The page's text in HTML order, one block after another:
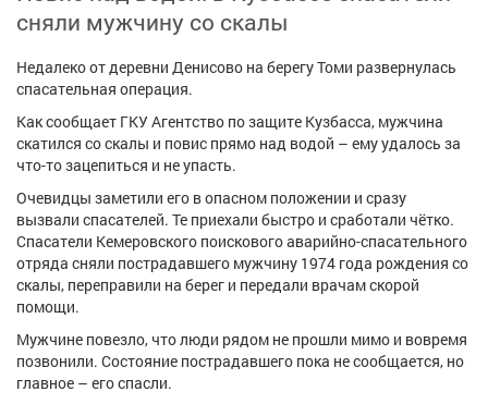
Объявления Недвижимость
Работа Транспорт Компании
Афиша Обучение Проекты
сняли мужчину со скалы
Недалеко от деревни Денисово на берегу Томи развернулась
спасательная операция.
Как сообщает ГКУ Агентство по защите Кузбасса, мужчина
скатился со скалы и повис прямо над водой – ему удалось за
что-то зацепиться и не упасть.
Очевидцы заметили его в опасном положении и сразу
вызвали спасателей. Те приехали быстро и сработали чётко.
Спасатели Кемеровского поискового аварийно-спасательного
отряда сняли пострадавшего мужчину 1974 года рождения со
скалы, переправили на берег и передали врачам скорой
помощи.
Мужчине повезло, что люди рядом не прошли мимо и вовремя
позвонили. Состояние пострадавшего пока не сообщается, но
главное – его спасли.